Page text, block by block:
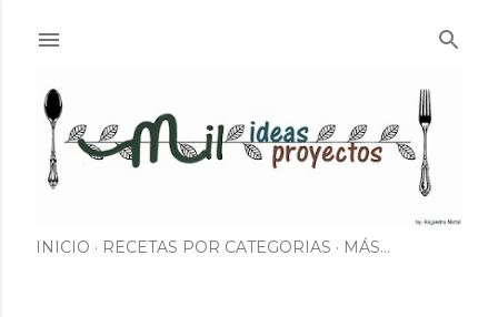
INICIO RECETAS POR CATEGORIAS MÁS…